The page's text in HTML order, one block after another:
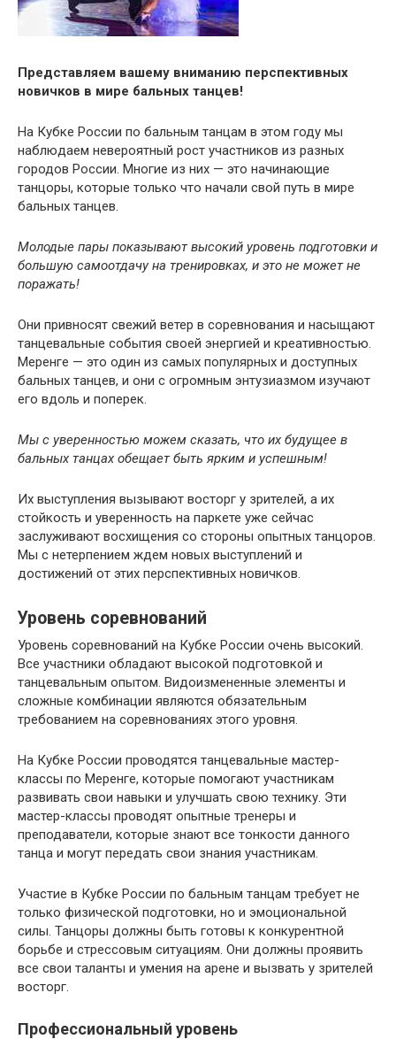
Представляем вашему вниманию перспективных
новичков в мире бальных танцев!
На Кубке России по бальным танцам в этом году мы
наблюдаем невероятный рост участников из разных
городов России. Многие из них — это начинающие
танцоры, которые только что начали свой путь в мире
бальных танцев.
Молодые пары показывают высокий уровень подготовки и
большую самоотдачу на тренировках, и это не может не
поражать!
Они привносят свежий ветер в соревнования и насыщают
танцевальные события своей энергией и креативностью.
Меренге — это один из самых популярных и доступных
бальных танцев, и они с огромным энтузиазмом изучают
его вдоль и поперек.
Мы с уверенностью можем сказать, что их будущее в
бальных танцах обещает быть ярким и успешным!
Их выступления вызывают восторг у зрителей, а их
стойкость и уверенность на паркете уже сейчас
заслуживают восхищения со стороны опытных танцоров.
Мы с нетерпением ждем новых выступлений и
достижений от этих перспективных новичков.
Уровень соревнований
Уровень соревнований на Кубке России очень высокий.
Все участники обладают высокой подготовкой и
танцевальным опытом. Видоизмененные элементы и
сложные комбинации являются обязательным
требованием на соревнованиях этого уровня.
На Кубке России проводятся танцевальные мастер-
классы по Меренге, которые помогают участникам
развивать свои навыки и улучшать свою технику. Эти
мастер-классы проводят опытные тренеры и
преподаватели, которые знают все тонкости данного
танца и могут передать свои знания участникам.
Участие в Кубке России по бальным танцам требует не
только физической подготовки, но и эмоциональной
силы. Танцоры должны быть готовы к конкурентной
борьбе и стрессовым ситуациям. Они должны проявить
все свои таланты и умения на арене и вызвать у зрителей
восторг.
Профессиональный уровень